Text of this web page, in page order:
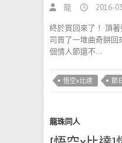
龍 2016-
終於買回來了！ 頂
司買了一堆曲奇餅回
個情人節還不…
悟空x比達 節
龍珠同人